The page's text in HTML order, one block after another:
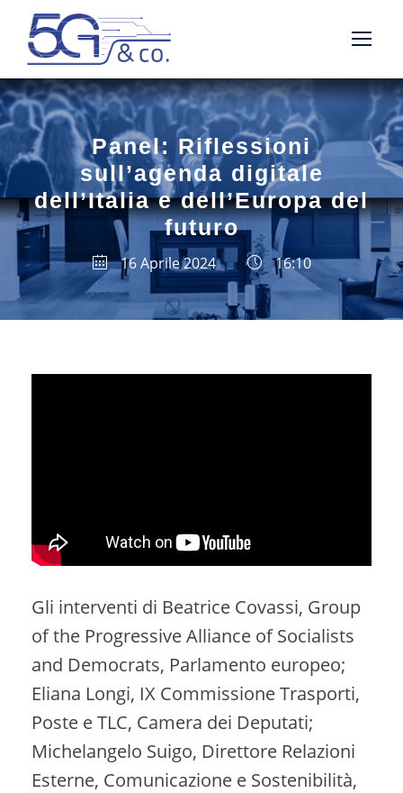
Panel: Riflessioni
sull’agenda digitale
dell’Italia e dell’Europa del
futuro
16 Aprile 2024 16:10
Gli interventi di Beatrice Covassi, Group
of the Progressive Alliance of Socialists
and Democrats, Parlamento europeo;
Eliana Longi, IX Commissione Trasporti,
Poste e TLC, Camera dei Deputati;
Michelangelo Suigo, Direttore Relazioni
Esterne, Comunicazione e Sostenibilità,